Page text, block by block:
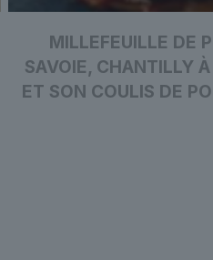
MILLEFEUILLE DE
SAVOIE, CHANTILLY
ET SON COULIS DE